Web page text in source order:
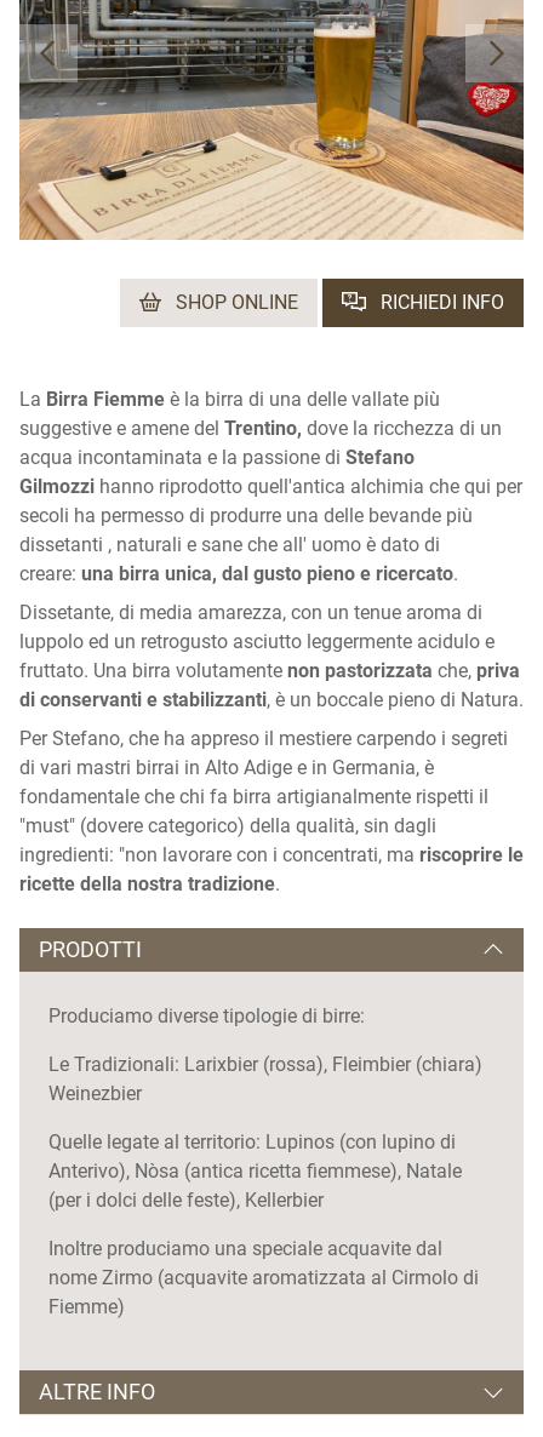
SHOP ONLINE RICHIEDI INFO
La Birra Fiemme è la birra di una delle vallate più
suggestive e amene del Trentino, dove la ricchezza di un
acqua incontaminata e la passione di Stefano
Gilmozzi hanno riprodotto quell'antica alchimia che qui per
secoli ha permesso di produrre una delle bevande più
dissetanti , naturali e sane che all' uomo è dato di
creare: una birra unica, dal gusto pieno e ricercato.
Dissetante, di media amarezza, con un tenue aroma di
luppolo ed un retrogusto asciutto leggermente acidulo e
fruttato. Una birra volutamente non pastorizzata che, priva
di conservanti e stabilizzanti, è un boccale pieno di Natura.
Per Stefano, che ha appreso il mestiere carpendo i segreti
di vari mastri birrai in Alto Adige e in Germania, è
fondamentale che chi fa birra artigianalmente rispetti il
"must" (dovere categorico) della qualità, sin dagli
ingredienti: "non lavorare con i concentrati, ma riscoprire le
ricette della nostra tradizione.
PRODOTTI
Produciamo diverse tipologie di birre:
Le Tradizionali: Larixbier (rossa), Fleimbier (chiara)
Weinezbier
Quelle legate al territorio: Lupinos (con lupino di
Anterivo), Nòsa (antica ricetta fiemmese), Natale
(per i dolci delle feste), Kellerbier
Inoltre produciamo una speciale acquavite dal
nome Zirmo (acquavite aromatizzata al Cirmolo di
Fiemme)
ALTRE INFO